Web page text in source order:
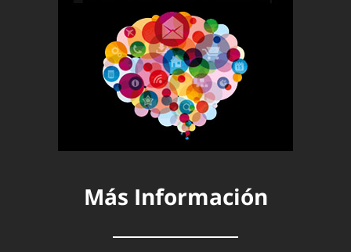
Más Información